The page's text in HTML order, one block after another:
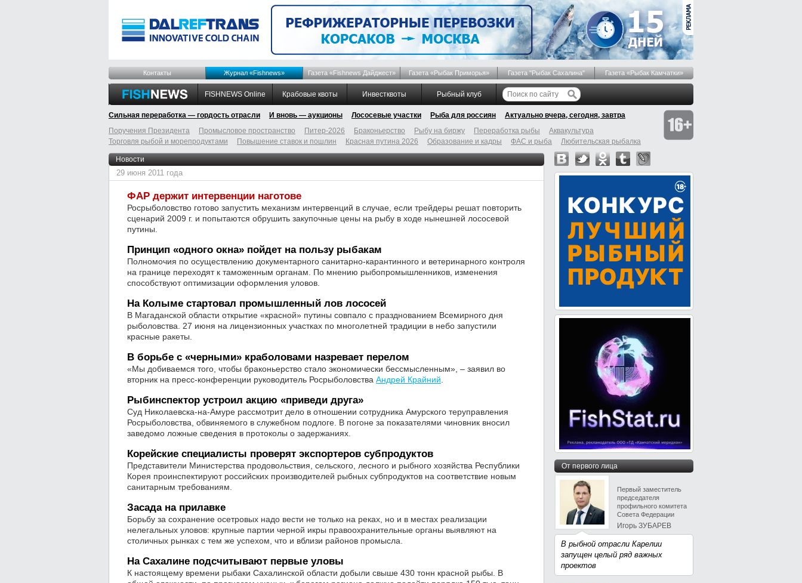
Контакты Журнал «Fishnews» Газета «Fishnews Дайджест» Газета «Рыбак Приморья» Газета "Рыбак Сахалина" Газета «Рыбак Камчатки»
FISHNEWS Online Крабовые квоты Инвестквоты Рыбный клуб
Сильная переработка — гордость отрасли И вновь — аукционы Лососевые участки Рыба для россиян
Актуально вчера, сегодня, завтра
Поручения Президента
Промысловое пространство Питер-2026 Браконьерство Рыбу на биржу Переработка рыбы
Аквакультура
Торговля рыбой и морепродуктами
Повышение ставок и пошлин Красная путина 2026 Образование и кадры ФАС и рыба Любительская рыбалка
Новости
29 июня 2011 года
ФАР держит интервенции наготове
Росрыболовство готово запустить механизм интервенций в случае, если трейдеры решат повторить
сценарий 2009 г. и попытаются обрушить закупочные цены на рыбу в ходе нынешней лососевой
путины.
Принцип «одного окна» пойдет на пользу рыбакам
Полномочия по осуществлению документарного санитарно-карантинного и ветеринарного контроля
на границе переходят к таможенным органам. По мнению рыбопромышленников, изменения
способствуют оптимизации оформления уловов.
На Колыме стартовал промышленный лов лососей
В Магаданской области открытие «красной» путины совпало с празднованием Всемирного дня
рыболовства. 27 июня на лицензионных участках по многолетней традиции в небо запустили
красные ракеты.
В борьбе с «черными» краболовами назревает перелом
«Мы добиваемся того, чтобы браконьерство стало экономически бессмысленным», – заявил во
вторник на пресс-конференции руководитель Росрыболовства Андрей Крайний
Рыбинспектор устроил акцию «приведи друга»
Суд Николаевска-на-Амуре рассмотрит дело в отношении сотрудника Амурского теруправления
Росрыболовства, обвиняемого в служебном подлоге. В погоне за показателями чиновник вносил
заведомо ложные сведения в протоколы о задержаниях.
Корейские специалисты проверят экспортеров субпродуктов
Представители Министерства продовольствия, сельского, лесного и рыбного хозяйства Республики
Корея проинспектируют российских производителей рыбных субпродуктов на соответствие новым
санитарным требованиям.
Засада на прилавке
Борьбу за сохранение осетровых надо вести не только на реках, но и в местах реализации
нелегальных уловов: крупные партии черной икры правоохранительные органы выявляют на
столичных рынках с тем же успехом, что и вблизи районов промысла.
На Сахалине подсчитывают первые уловы
К настоящему времени рыбаки Сахалинской области добыли свыше 430 тонн красной рыбы. В
От первого лица
Первый заместитель
председателя
профильного комитета
Совета Федерации
Игорь ЗУБАРЕВ
В рыбной отрасли Карелии
запущен целый ряд важных
проектов